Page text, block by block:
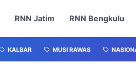
RNN Jatim RNN Bengkulu
KALBAR MUSI RAWAS